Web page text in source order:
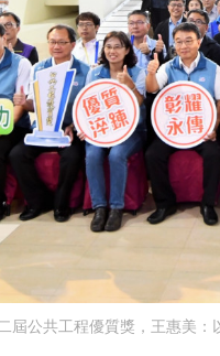
屆公共工程優質獎，王惠美